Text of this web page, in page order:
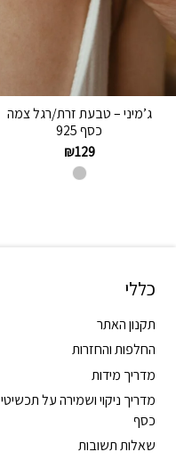
ג’מיני – טבעת זרת/רגל צמה
כסף 925
₪129
כללי
תקנון האתר
החלפות והחזרות
מדריך מידות
מדריך ניקוי ושמירה על תכשיטי
כסף
שאלות תשובות